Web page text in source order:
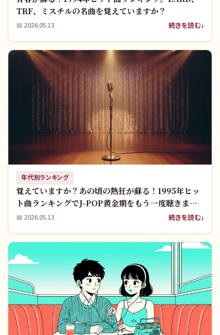
TRF、ミスチルの名曲を覚えていますか？
📅 2026.05.13 続きを読む
年代別ランキング
覚えていますか？あの頃の熱狂が蘇る！1995年ヒッ
ト曲ランキングでJ-POP黄金期をもう一度聴きませ
んか？
📅 2026.05.13 続きを読む